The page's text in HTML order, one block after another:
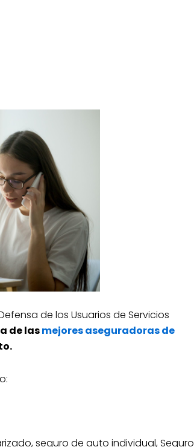
de los Usuarios de Servicios
de lasmejores aseguradoras de
seguro de auto individual, Seguro